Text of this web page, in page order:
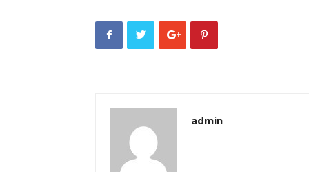
admin